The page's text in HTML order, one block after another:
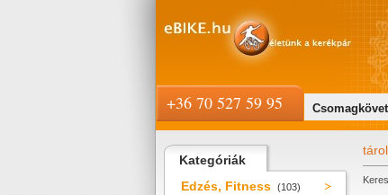
Kategóriák
Edzés, Fitness (103)
+36 70 527 59 95